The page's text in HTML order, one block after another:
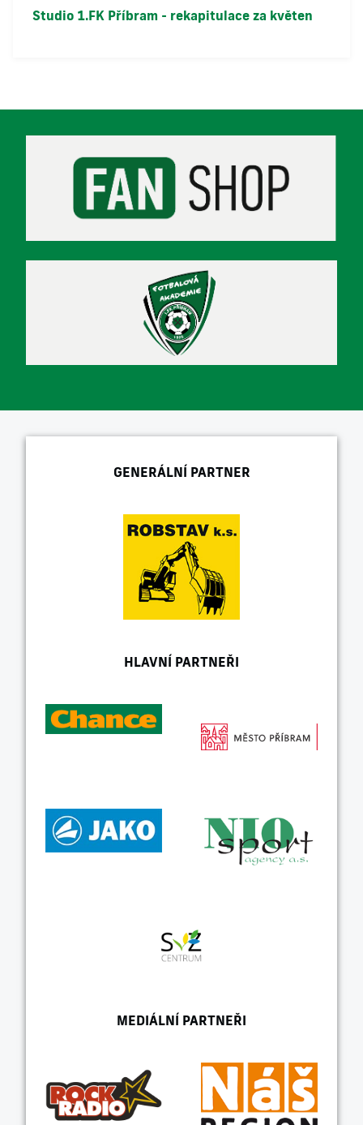
Studio 1.FK Příbram - rekapitulace za květen
GENERÁLNÍ PARTNER
HLAVNÍ PARTNEŘI
MEDIÁLNÍ PARTNEŘI